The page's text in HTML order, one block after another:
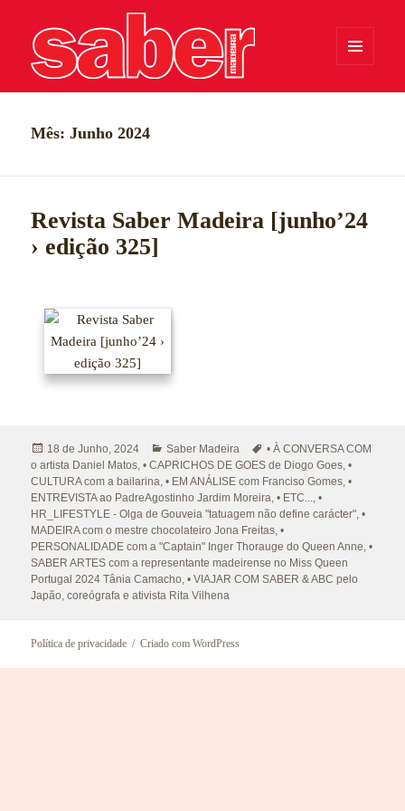
WIDGETS
Mês:Junho 2024
Revista Saber Madeira [junho’24
› edição 325]
Publicado
a
18 de Junho, 2024 Categorias
Saber Madeira Etiquetas
• À CONVERSA COM
o artista Daniel Matos,• CAPRICHOS DE GOES de Diogo Goes,•
CULTURA com a bailarina,• EM ANÁLISE com Franciso Gomes,•
ENTREVISTA ao PadreAgostinho Jardim Moreira,• ETC...,•
HR_LIFESTYLE - Olga de Gouveia "tatuagem não define carácter",•
MADEIRA com o mestre chocolateiro Jona Freitas,•
PERSONALIDADE com a "Captain" Inger Thorauge do Queen Anne,•
SABER ARTES com a representante madeirense no Miss Queen
Portugal 2024 Tânia Camacho,• VIAJAR COM SABER & ABC pelo
Japão,coreógrafa e ativista Rita Vilhena
Política de privacidade Criado com WordPress